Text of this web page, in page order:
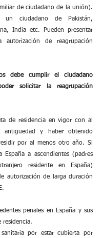
de ciudadano de la unión).
ciudadano de Pakistán,
India etc. Pueden presentar
autorización de reagrupación
debe cumplir el ciudadano
solicitar la reagrupación
de residencia en vigor con al
y haber obtenido
por al menos otro año. Si
España a ascendientes (padres
residente en España)
autorización de larga duración
penales en España y sus
residencia.
sanitaria por estar cubierta por